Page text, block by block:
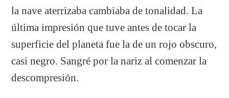
la nave aterrizaba cambiaba de tonalidad. La
última impresión que tuve antes de tocar la
superficie del planeta fue la de un rojo obscuro,
casi negro. Sangré por la nariz al comenzar la
descompresión.